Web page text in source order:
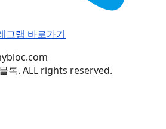
그램 바로가기
록. ALL rights reserved.